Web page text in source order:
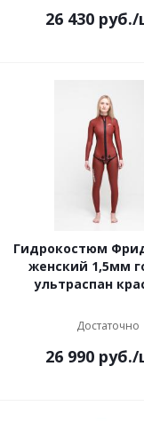
26 430 руб./
Гидрокостюм
женский 1,5мм
ультраспан
Достаточно
26 990 руб./